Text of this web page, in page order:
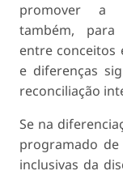
promover a
também, para
entre conceitos
e diferenças
reconciliação
Se na
programado
inclusivas da